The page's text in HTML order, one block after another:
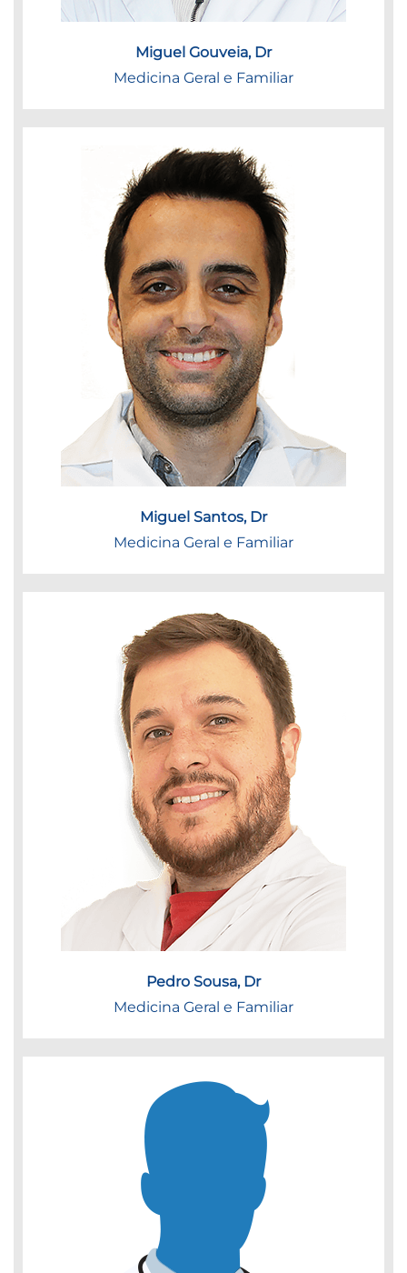
Miguel Gouveia, Dr
Medicina Geral e Familiar
Miguel Santos, Dr
Medicina Geral e Familiar
Pedro Sousa, Dr
Medicina Geral e Familiar